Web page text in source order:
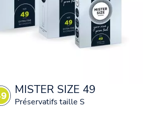
MISTER SIZE 49
Préservatifs taille S